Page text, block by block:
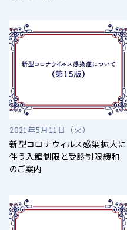
2021年5月11日（火）
新型コロナウィルス感染拡大に
伴う入館制限と受診制限緩和
のご案内